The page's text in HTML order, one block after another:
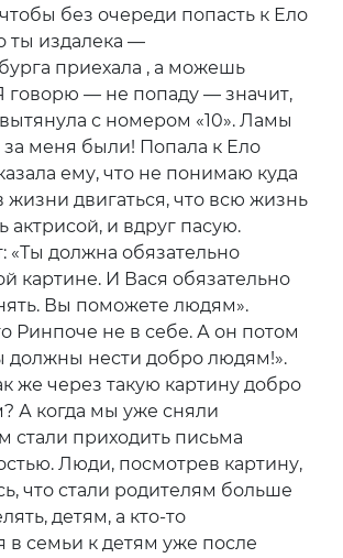
без очереди попасть к Ело
ты издалека —
приехала , а можешь
говорю — не попаду — значит,
с номером «10». Ламы
за меня были! Попала к Ело
ему, что не понимаю куда
жизни двигаться, что всю жизнь
актрисой, и вдруг пасую.
«Ты должна обязательно
картине. И Вася обязательно
Вы поможете людям».
Ринпоче не в себе. А он потом
должны нести добро людям!».
же через такую картину добро
А когда мы уже сняли
стали приходить письма
Люди, посмотрев картину,
что стали родителям больше
детям, а кто-то
в семьи к детям уже после